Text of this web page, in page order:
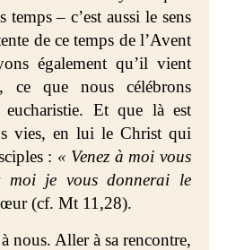
– c’est aussi le sens
de ce temps de l’Avent
également qu’il vient
ce que nous célébrons
eucharistie. Et que là est
vies, en lui le Christ qui
: « Venez à moi vous
moi je vous donnerai le
(cf. Mt 11,28).
nous. Aller à sa rencontre,